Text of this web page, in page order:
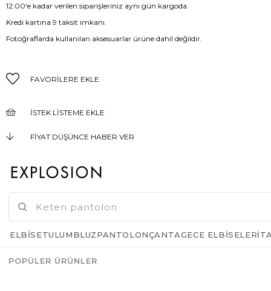
12:00‘e kadar verilen siparişleriniz aynı gün kargoda.
Kredi kartına 9 taksit imkanı.
Fotoğraflarda kullanılan aksesuarlar ürüne dahil değildir.
FAVORILERE EKLE
İSTEK LISTEME EKLE
FIYAT DÜŞÜNCE HABER VER
ELBISETULUMBLUZPANTOLONÇANTAGECE ELBISELERI
POPÜLER ÜRÜNLER